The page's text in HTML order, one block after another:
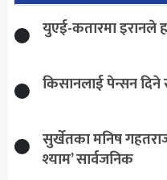
युएई-कतारमा इरानले
किसानलाई पेन्सन दिने
सुर्खेतका मनिष
श्याम’ सार्वजनिक